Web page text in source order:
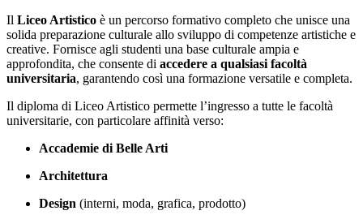
Il Liceo Artistico è un percorso formativo completo che unisce una
solida preparazione culturale allo sviluppo di competenze artistiche e
creative. Fornisce agli studenti una base culturale ampia e
approfondita, che consente di accedere a qualsiasi facoltà
universitaria, garantendo così una formazione versatile e completa.
Il diploma di Liceo Artistico permette l’ingresso a tutte le facoltà
universitarie, con particolare affinità verso:
Accademie di Belle Arti
Architettura
Design (interni, moda, grafica, prodotto)